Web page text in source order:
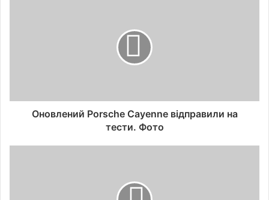
Оновлений Porsche Cayenne відправили на
тести. Фото